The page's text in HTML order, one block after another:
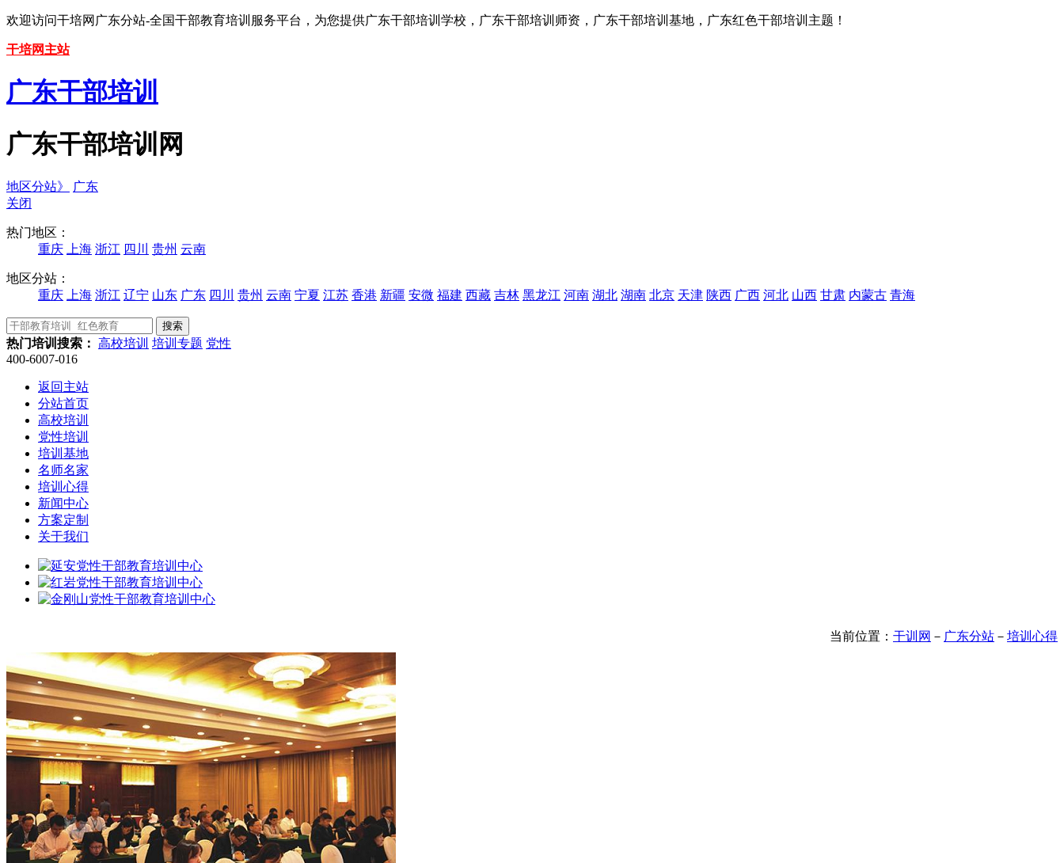
欢迎访问干培网广东分站-全国干部教育培训服务平台，为您提供广东干部培训学校，广东干部培训师资，广东干部培训基地，广东红色干部培训主题！
干培网主站
广东干部培训
广东干部培训网
地区分站》
广东
关闭
热门地区：
重庆
上海 浙江 四川 贵州 云南
地区分站：
重庆
上海 浙江 辽宁 山东 广东 四川 贵州 云南 宁夏 江苏 香港 新疆 安微 福建 西藏 吉林 黑龙江 河南 湖北 湖南 北京 天津 陕西 广西 河北 山西 甘肃 内蒙古 青海
热门培训搜索： 高校培训 培训专题 党性
400-6007-016
返回主站
分站首页
高校培训
党性培训
培训基地
名师名家
培训心得
新闻中心
方案定制
关于我们
当前位置： 干训网 － 广东分站 － 培训心得